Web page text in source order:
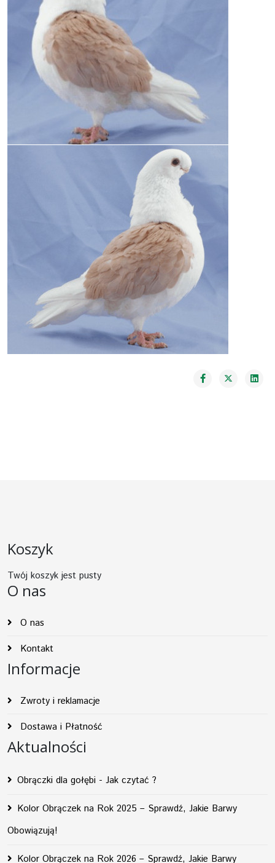
Koszyk
Twój koszyk jest pusty
O nas
O nas
Kontakt
Informacje
Zwroty i reklamacje
Dostawa i Płatność
Aktualności
Obrączki dla gołębi - Jak czytać ?
Kolor Obrączek na Rok 2025 – Sprawdź, Jakie Barwy
Obowiązują!
Kolor Obrączek na Rok 2026 – Sprawdź, Jakie Barwy